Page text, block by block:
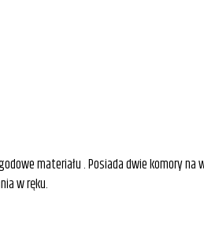
materiału . Posiada dwie komory
w ręku.